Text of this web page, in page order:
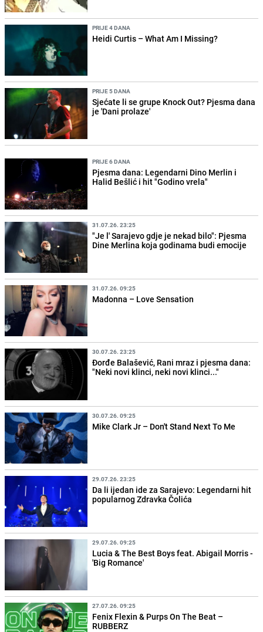
PRIJE 4 DANA
Heidi Curtis – What Am I Missing?
PRIJE 5 DANA
Sjećate li se grupe Knock Out? Pjesma dana
je 'Dani prolaze'
PRIJE 6 DANA
Pjesma dana: Legendarni Dino Merlin i
Halid Bešlić i hit "Godino vrela"
31.07.26. 23:25
"Je l' Sarajevo gdje je nekad bilo": Pjesma
Dine Merlina koja godinama budi emocije
31.07.26. 09:25
Madonna – Love Sensation
30.07.26. 23:25
Đorđe Balašević, Rani mraz i pjesma dana:
"Neki novi klinci, neki novi klinci..."
30.07.26. 09:25
Mike Clark Jr – Don't Stand Next To Me
29.07.26. 23:25
Da li ijedan ide za Sarajevo: Legendarni hit
popularnog Zdravka Čolića
29.07.26. 09:25
Lucia & The Best Boys feat. Abigail Morris -
'Big Romance'
27.07.26. 09:25
Fenix Flexin & Purps On The Beat –
RUBBERZ